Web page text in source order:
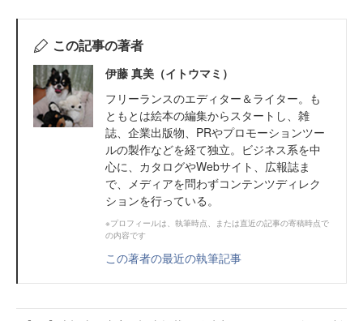
この記事の著者
伊藤 真美（イトウマミ）
フリーランスのエディター＆ライター。も
ともとは絵本の編集からスタートし、雑
誌、企業出版物、PRやプロモーションツー
ルの製作などを経て独立。ビジネス系を中
心に、カタログやWebサイト、広報誌ま
で、メディアを問わずコンテンツディレク
ションを行っている。
※プロフィールは、執筆時点、または直近の記事の寄稿時点で
の内容です
この著者の最近の執筆記事